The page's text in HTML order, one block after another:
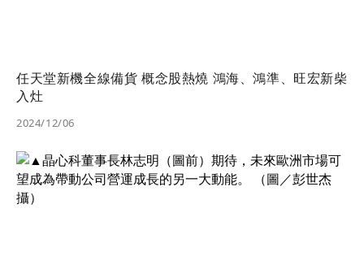
任天堂新機全線備貨 概念股熱燒 鴻海、鴻準、旺宏新柴
入灶
2024/12/06